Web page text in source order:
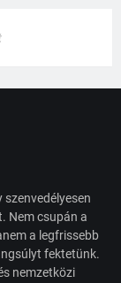
Nem csupán a
a legfrissebb
fektetünk.
nemzetközi